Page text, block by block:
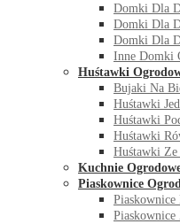
Domki Dla
Domki Dla
Domki Dla
Inne Domki
Huśtawki
Bujaki Na
Huśtawki
Huśtawki
Huśtawki
Huśtawki
Kuchnie
Piaskownice
Piaskownice
Piaskownice